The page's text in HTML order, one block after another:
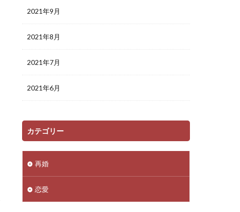
2021年9月
2021年8月
2021年7月
2021年6月
カテゴリー
再婚
恋愛